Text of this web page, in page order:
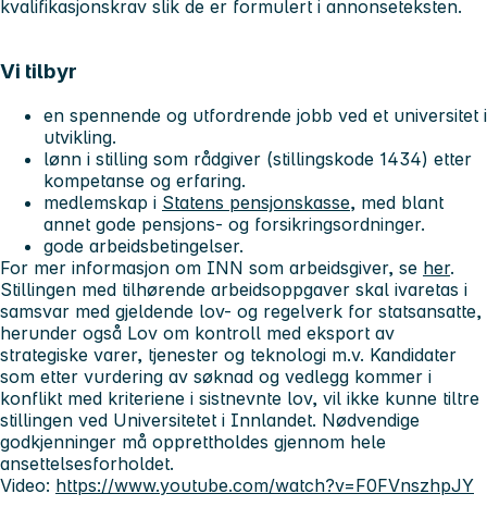
kvalifikasjonskrav slik de er formulert i annonseteksten.
Vi tilbyr
en spennende og utfordrende jobb ved et universitet i
utvikling.
lønn i stilling som rådgiver (stillingskode 1434) etter
kompetanse og erfaring.
medlemskap i Statens pensjonskasse, med blant
annet gode pensjons- og forsikringsordninger.
gode arbeidsbetingelser.
For mer informasjon om INN som arbeidsgiver, se her.
Stillingen med tilhørende arbeidsoppgaver skal ivaretas i
samsvar med gjeldende lov- og regelverk for statsansatte,
herunder også Lov om kontroll med eksport av
strategiske varer, tjenester og teknologi m.v. Kandidater
som etter vurdering av søknad og vedlegg kommer i
konflikt med kriteriene i sistnevnte lov, vil ikke kunne tiltre
stillingen ved Universitetet i Innlandet. Nødvendige
godkjenninger må opprettholdes gjennom hele
ansettelsesforholdet.
Video: https://www.youtube.com/watch?v=F0FVnszhpJY